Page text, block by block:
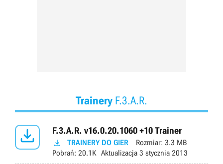
Trainery F.3.A.R.
 F.3.A.R. v16.0.20.1060 +10 Trainer
 TRAINERY DO GIER Rozmiar: 3.3 MB
Pobrań: 20.1K Aktualizacja 3 stycznia 2013